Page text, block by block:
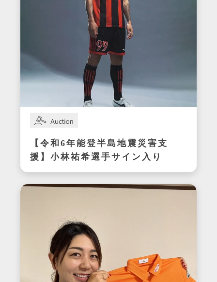
【令和6年能登半島地震災害支
援】小林祐希選手サイン入り
スパイク